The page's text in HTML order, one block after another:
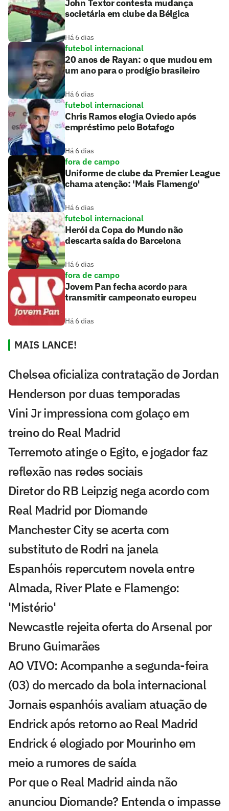
John Textor contesta mudança
societária em clube da Bélgica
Há 6 dias
futebol internacional
20 anos de Rayan: o que mudou em
um ano para o prodígio brasileiro
Há 6 dias
futebol internacional
Chris Ramos elogia Oviedo após
empréstimo pelo Botafogo
Há 6 dias
fora de campo
Uniforme de clube da Premier League
chama atenção: 'Mais Flamengo'
Há 6 dias
futebol internacional
Herói da Copa do Mundo não
descarta saída do Barcelona
Há 6 dias
fora de campo
Jovem Pan fecha acordo para
transmitir campeonato europeu
Há 6 dias
MAIS LANCE!
Chelsea oficializa contratação de Jordan
Henderson por duas temporadas
Vini Jr impressiona com golaço em
treino do Real Madrid
Terremoto atinge o Egito, e jogador faz
reflexão nas redes sociais
Diretor do RB Leipzig nega acordo com
Real Madrid por Diomande
Manchester City se acerta com
substituto de Rodri na janela
Espanhóis repercutem novela entre
Almada, River Plate e Flamengo:
'Mistério'
Newcastle rejeita oferta do Arsenal por
Bruno Guimarães
AO VIVO: Acompanhe a segunda-feira
(03) do mercado da bola internacional
Jornais espanhóis avaliam atuação de
Endrick após retorno ao Real Madrid
Endrick é elogiado por Mourinho em
meio a rumores de saída
Por que o Real Madrid ainda não
anunciou Diomande? Entenda o impasse